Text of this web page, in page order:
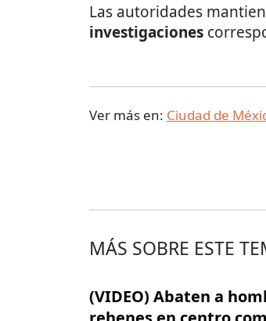
Las autoridades
investigaciones
Ver más en: Ciudad de
MÁS SOBRE ESTE
(VIDEO) Abaten a